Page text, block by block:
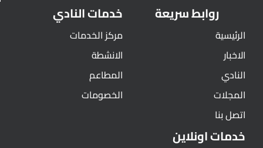
روابط سريعة
الرئيسية
الاخبار
النادي
المجلات
اتصل بنا
خدمات النادي
مركز الخدمات
الانشطة
المطاعم
الخصومات
خدمات اونلاين